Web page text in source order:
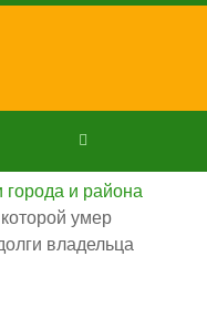
города и района
умер
владельца